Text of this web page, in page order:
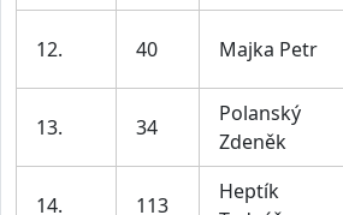
12. 40 Majka Petr
13. 34
Polanský
Zdeněk
14. 113
Heptík